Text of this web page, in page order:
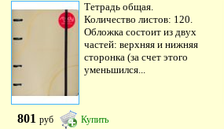
Тетрадь общая.
Количество листов: 120.
Обложка состоит из двух
частей: верхняя и нижняя
сторонка (за счет этого
уменьшился...
801 руб Купить